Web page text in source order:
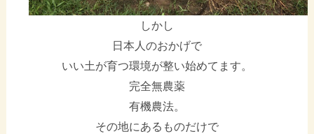
しかし
日本人のおかげで
いい土が育つ環境が整い始めてます。
完全無農薬
有機農法。
その地にあるものだけで